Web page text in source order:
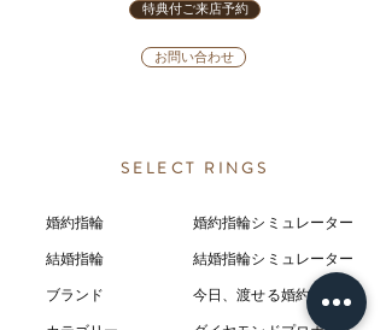
特典付ご来店予約
お問い合わせ
SELECT RINGS
婚約指輪
結婚指輪
ブランド
婚約指輪シミュレーター
結婚指輪シミ ュレーター
今日、渡せる婚約指輪